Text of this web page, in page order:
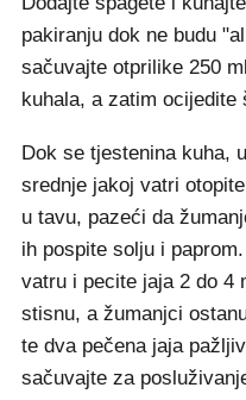
pakiranju dok ne budu
sačuvajte otprilike 250
kuhala, a zatim ocijedite
Dok se tjestenina kuha,
srednje jakoj vatri
u tavu, pazeći da
ih pospite solju i
vatru i pecite jaja 2 do 4
stisnu, a žumanjci
te dva pečena jaja
sačuvajte za